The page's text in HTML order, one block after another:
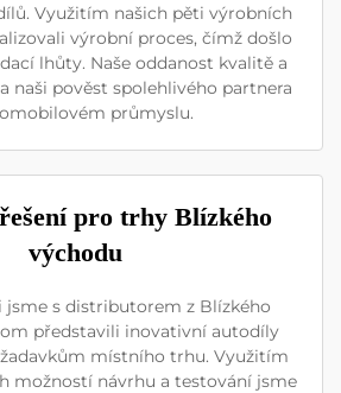
Využitím našich pěti výrobních
výrobní proces, čímž došlo
lhůty. Naše oddanost kvalitě a
naši pověst spolehlivého partnera
průmyslu.
pro trhy Blízkého
východu
jsme s distributorem z Blízkého
představili inovativní autodíly
místního trhu. Využitím
možností návrhu a testování jsme